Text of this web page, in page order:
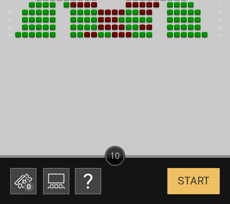
0 START
10